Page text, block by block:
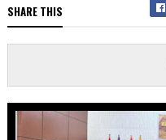
SHARE THIS